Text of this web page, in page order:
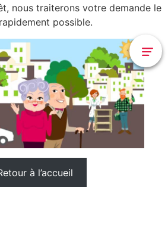
nous traiterons votre demande le
possible.
à l’accueil